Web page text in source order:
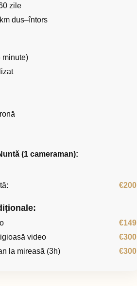
zile
dus–întors
minute)
(1 cameraman):
€200
€149
video
€300
la mireasă (3h)
€300